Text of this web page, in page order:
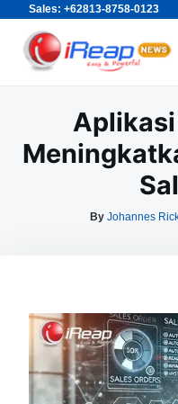
Sales: +62813-8758-0123
Skip
content
Search
for:
By Johannes